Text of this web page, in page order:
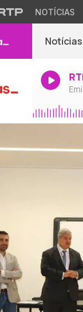
NOTÍCIAS
Notícias